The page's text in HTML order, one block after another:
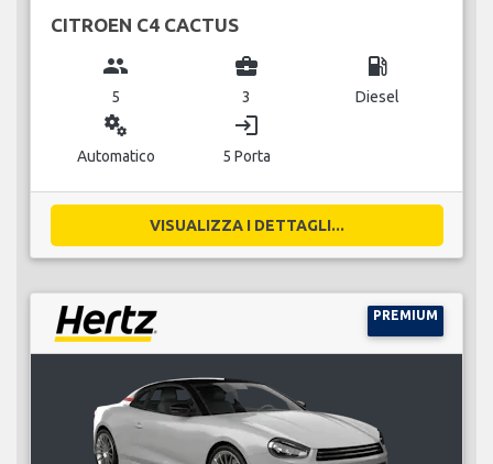
CITROEN C4 CACTUS
group
5
business_center
3
local_gas_station
Diesel
miscellaneous_services
Automatico
login
5 Porta
VISUALIZZA I DETTAGLI...
PREMIUM